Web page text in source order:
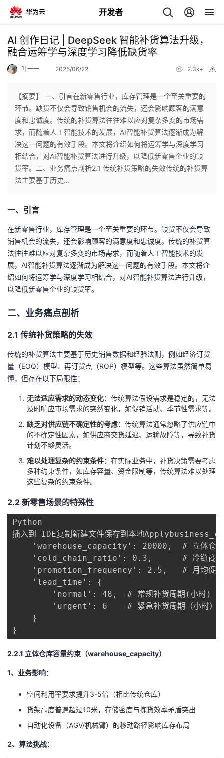
开发者
返
回
个
人
主
我
的
者
我
的
博
客
我
的
论
坛
我
的
圈
我
的
我
注
开
学
程
认
证
的
实
我
的
藏
的
Programs
我
支
持
支
持
声
建
AI 创作日记 | DeepSeek 智能补货算法升级，
融合运筹学与深度学习降低缺货率
叶一一 2025/06/22 2.3k+
【摘要】 一、引言在新零售行业，库存管理是一个至关重要的
环节。缺货不仅会导致销售机会的流失，还会影响顾客的满意
度和忠诚度。传统的补货算法往往难以应对复杂多变的市场需
求，而随着人工智能技术的发展，AI智能补货算法逐渐成为解
决这一问题的有效手段。本文将介绍如何将运筹学与深度学习
相结合，对AI智能补货算法进行升级，以降低新零售企业的缺
货率。二、业务痛点剖析2.1 传统补货策略的失效传统的补货算
法主要基于历史...
一、引言
在新零售行业，库存管理是一个至关重要的环节。缺货不仅会导致
销售机会的流失，还会影响顾客的满意度和忠诚度。传统的补货算
法往往难以应对复杂多变的市场需求，而随着人工智能技术的发
展，AI智能补货算法逐渐成为解决这一问题的有效手段。本文将介
绍如何将运筹学与深度学习相结合，对AI智能补货算法进行升级，
以降低新零售企业的缺货率。
二、业务痛点剖析
2.1 传统补货策略的失效
传统的补货算法主要基于历史销售数据和经验法则，例如经济订货
量（EOQ）模型、再订货点（ROP）模型等。这些算法虽然简单易
懂，但存在以下局限性：
无法适应需求的动态变化：传统算法假设需求是稳定的，无法
及时响应市场需求的突然变化，如促销活动、季节性需求等。
缺乏对供应链不确定性的考虑：传统算法通常忽略了供应链中
的不确定性因素，如供应商交货延迟、运输故障等，导致补货
计划不够灵活。
难以处理复杂的约束条件：在实际业务中，补货决策需要考虑
多种约束条件，如库存容量、资金限制等，传统算法难以处理
这些复杂的约束条件。
2.2 新零售场景的特殊性
Python
插入到 IDE复制新建文件保存到本地
'warehouse_capacity': 20000,  # 立体仓库
'cold_chain_ratio': 0.3,      # 冷链商品
'promotion_frequency': 2.5,   # 月均促
    'lead_time': {
        'normal': 48,  # 常规补货周期(小时)
        'urgent': 6    # 紧急补货周期（小时）
    }
}
2.2.1 立体仓库容量约束（warehouse_capacity）
1、业务影响：
空间利用率要求提升3-5倍（相比传统仓库）
货架高度普遍超过10米，存储密度与拣货效率矛盾突出
自动化设备（AGV/机械臂）的移动路径影响库存布局
2、算法挑战：